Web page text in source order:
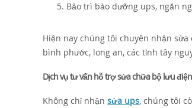
Bảo trì bảo dưỡng ups, ngăn
Hiện nay chúng tôi chuyên nhận
bình phước, long an, các tỉnh tây
Dịch vụ tư vấn hỗ trợ sửa chữa bộ lưu
Không chỉ nhậnsửa ups, chúng tôi